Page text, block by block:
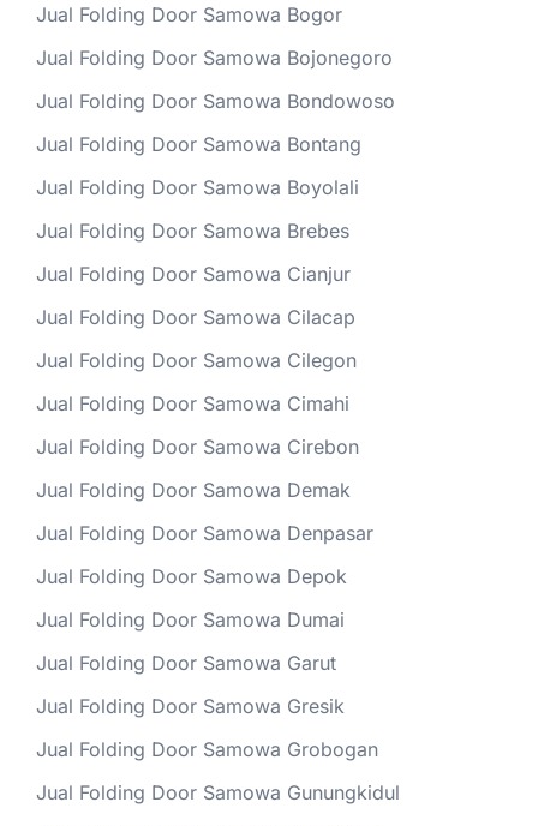
Jual Folding Door Samowa Bogor
Jual Folding Door Samowa Bojonegoro
Jual Folding Door Samowa Bondowoso
Jual Folding Door Samowa Bontang
Jual Folding Door Samowa Boyolali
Jual Folding Door Samowa Brebes
Jual Folding Door Samowa Cianjur
Jual Folding Door Samowa Cilacap
Jual Folding Door Samowa Cilegon
Jual Folding Door Samowa Cimahi
Jual Folding Door Samowa Cirebon
Jual Folding Door Samowa Demak
Jual Folding Door Samowa Denpasar
Jual Folding Door Samowa Depok
Jual Folding Door Samowa Dumai
Jual Folding Door Samowa Garut
Jual Folding Door Samowa Gresik
Jual Folding Door Samowa Grobogan
Jual Folding Door Samowa Gunungkidul